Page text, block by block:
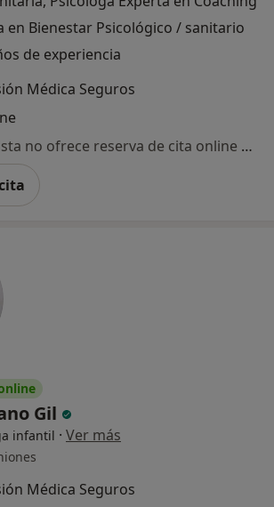
en Bienestar Psicológico / sanitario
de experiencia
Médica Seguros
Este especialista no ofrece reserva de cita online en esta dirección.
Gil
infantil · Ver más
Médica Seguros